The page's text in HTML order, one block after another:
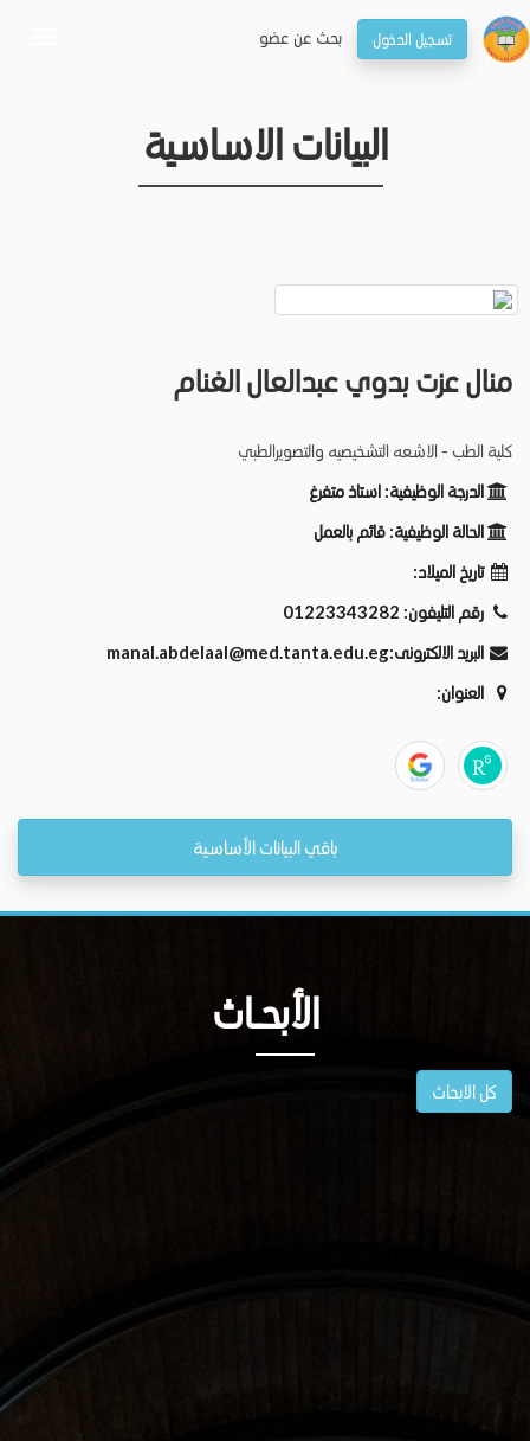
تسجيل الدخول بحـث عن عضو
البيانات الاساسية
منال عزت بدوي عبدالعال الغنام
كلية الطب - الاشعه التشخيصيه والتصويرالطبي
الدرجة الوظيفية: استاذ متفرغ
الحالة الوظيفية: قائم بالعمل
تاريخ الميلاد:
رقم التليفون: 01223343282
البريد الالكترونى:manal.abdelaal@med.tanta.edu.eg
العنوان:
باقي البيانات الأساسية
الأبحــاث
كل الابحاث